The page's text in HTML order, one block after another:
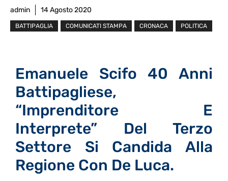
admin 14 Agosto 2020
BATTIPAGLIA COMUNICATI STAMPA CRONACA POLITICA
Emanuele Scifo 40 Anni
Battipagliese,
“imprenditore E
Interprete” Del Terzo
Settore Si Candida Alla
Regione Con De Luca.